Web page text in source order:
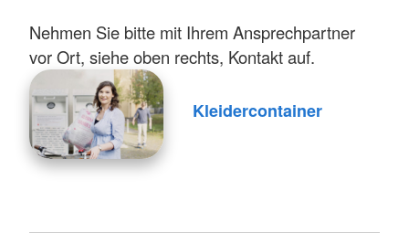
Nehmen Sie bitte mit Ihrem Ansprechpartner
vor Ort, siehe oben rechts, Kontakt auf.
Kleidercontainer